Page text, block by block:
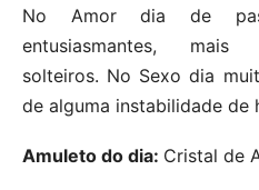
No Amor dia de
entusiasmantes,
solteiros. No Sexo dia
de alguma instabilidade de
Amuleto do dia: Cristal de